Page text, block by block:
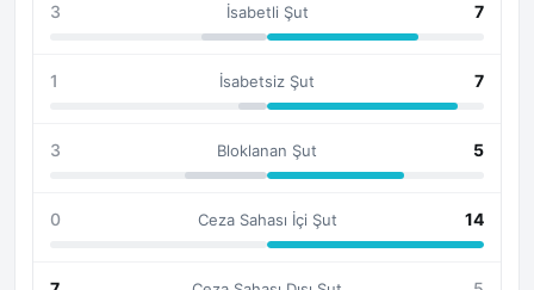
3 İsabetli Şut 7
1 İsabetsiz Şut 7
3 Bloklanan Şut 5
0 Ceza Sahası İçi Şut 14